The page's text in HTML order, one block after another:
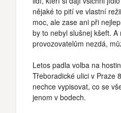
nějaké to pití ve vlastní
moc, ale zase ani při
by to nebyl slušnej kšeft.
provozovatelům nezdá,
Letos padla volba na
Třeboradické ulici v Praze
nechce vypisovat, co se
jenom v bodech.